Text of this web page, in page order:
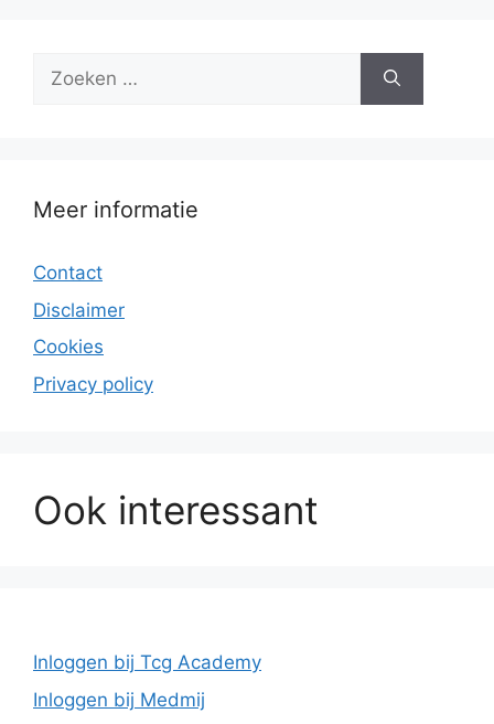
Zoek
Meer informatie
Contact
Disclaimer
Cookies
Privacy policy
Ook interessant
Inloggen bij Tcg Academy
Inloggen bij Medmij